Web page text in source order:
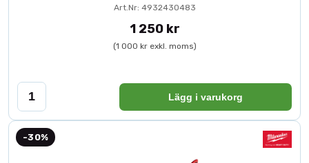
Art.Nr: 4932430483
1 250 kr
(1 000 kr exkl. moms)
Lägg i varukorg
-30%